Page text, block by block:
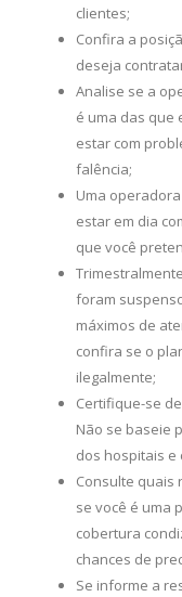
clientes;
Confira a
deseja
Analise se a
é uma das que
estar com
falência;
Uma
estar em dia
que você
foram
máximos de
confira se o
ilegalmente;
Certifique-se
Não se baseie
dos hospitais e
Consulte quais
se você é uma
cobertura
chances de
Se informe a